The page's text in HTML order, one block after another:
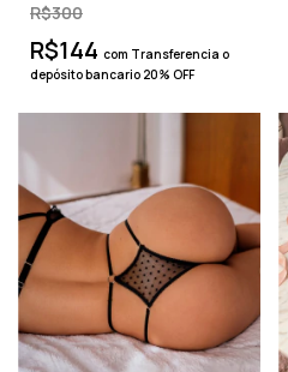
R$300
R$144 com Transferencia o
depósito bancario 20% OFF